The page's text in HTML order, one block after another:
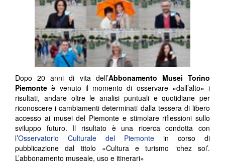
Dopo 20 anni di vita dell’Abbonamento Musei Torino
Piemonte è venuto il momento di osservare «dall’alto» i
risultati, andare oltre le analisi puntuali e quotidiane per
riconoscere i cambiamenti determinati dalla tessera di libero
accesso ai musei del Piemonte e stimolare riflessioni sullo
sviluppo futuro. Il risultato è una ricerca condotta con
l’Osservatorio Culturale del Piemonte in corso di
pubblicazione dal titolo «Cultura e turismo ‘chez soi’.
L’abbonamento museale, uso e itinerari»